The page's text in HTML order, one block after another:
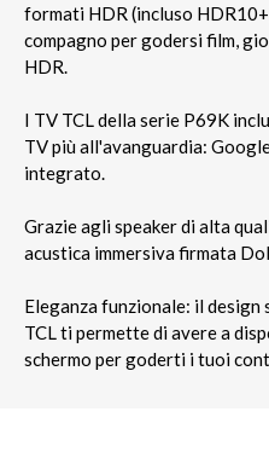
formati HDR (incluso
compagno per godersi film,
HDR.
I TV TCL della serie P69K
TV più all'avanguardia:
integrato.
Grazie agli speaker di alta
acustica immersiva firmata
Eleganza funzionale: il design
TCL ti permette di avere a
schermo per goderti i tuoi